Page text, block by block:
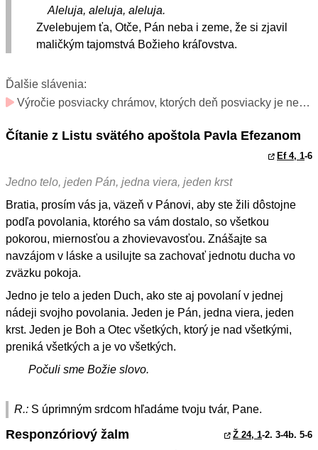
Aleluja, aleluja, aleluja.
Zvelebujem ťa, Otče, Pán neba i zeme, že si zjavil
maličkým tajomstvá Božieho kráľovstva.
Ďalšie slávenia:
Výročie posviacky chrámov, ktorých deň posviacky je neznámy (slávnosť – len v konsekrovaných kostoloch)
Čítanie z Listu svätého apoštola Pavla Efezanom
Ef 4, 1-6
Jedno telo, jeden Pán, jedna viera, jeden krst
Bratia, prosím vás ja, väzeň v Pánovi, aby ste žili dôstojne
podľa povolania, ktorého sa vám dostalo, so všetkou
pokorou, miernosťou a zhovievavosťou. Znášajte sa
navzájom v láske a usilujte sa zachovať jednotu ducha vo
zväzku pokoja.
Jedno je telo a jeden Duch, ako ste aj povolaní v jednej
nádeji svojho povolania. Jeden je Pán, jedna viera, jeden
krst. Jeden je Boh a Otec všetkých, ktorý je nad všetkými,
preniká všetkých a je vo všetkých.
Počuli sme Božie slovo.
R.: S úprimným srdcom hľadáme tvoju tvár, Pane.
Responzóriový žalm Ž 24, 1-2. 3-4b. 5-6